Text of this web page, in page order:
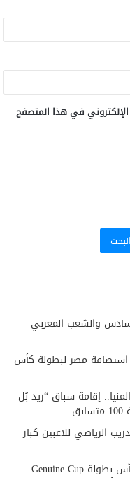
في هذا المتصفح
البحث
والشعب المغربي
استضافة مصر لبطولة كأس
إقامة سباق “ريد بُل
الرياضي للاعبين كبار
مصر تكتب التاريخ.. فريق “حلم” يفوز بكأس بطولة Genuine Cup